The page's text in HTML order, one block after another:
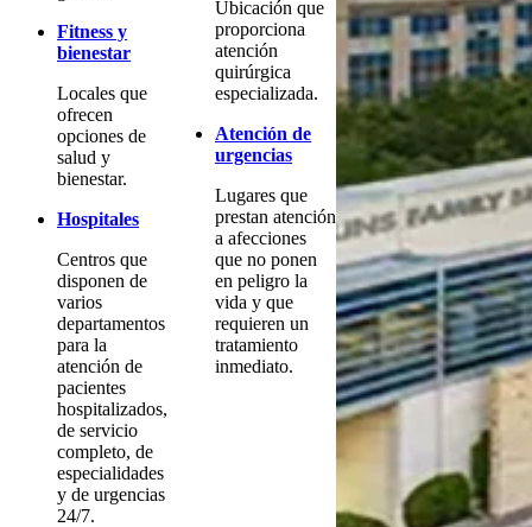
Fitness y
bienestar
Locales que
ofrecen
opciones de
salud y
bienestar.
Hospitales
Centros que
disponen de
varios
departamentos
para la
atención de
pacientes
hospitalizados,
de servicio
completo, de
especialidades
y de urgencias
24/7.
Ubicación que
proporciona
atención
quirúrgica
especializada.
Atención de
urgencias
Lugares que
prestan atención
a afecciones
que no ponen
en peligro la
vida y que
requieren un
tratamiento
inmediato.